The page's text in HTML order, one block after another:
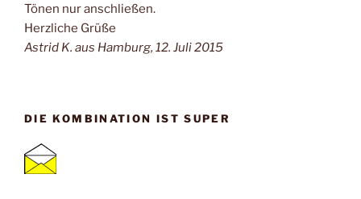
Tönen nur anschließen.
Herzliche Grüße
Astrid K. aus Hamburg, 12. Juli 2015
DIE KOMBINATION IST SUPER